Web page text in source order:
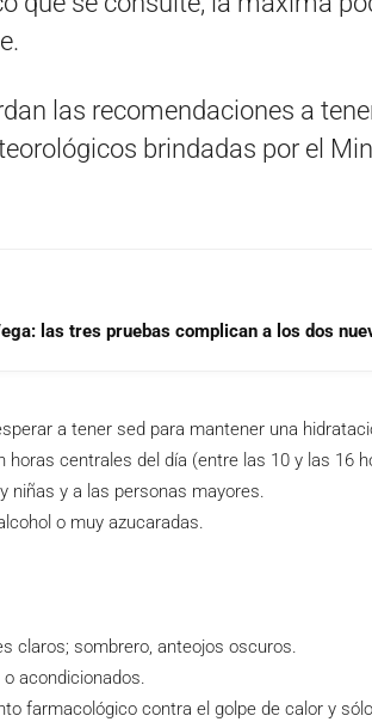
las recomendaciones a
brindadas por el
las tres pruebas complican a los dos
a tener sed para mantener una
horas centrales del día (entre las 10 y las 16
niñas y a las personas mayores.
o muy azucaradas.
claros; sombrero, anteojos oscuros.
acondicionados.
farmacológico contra el golpe de calor y